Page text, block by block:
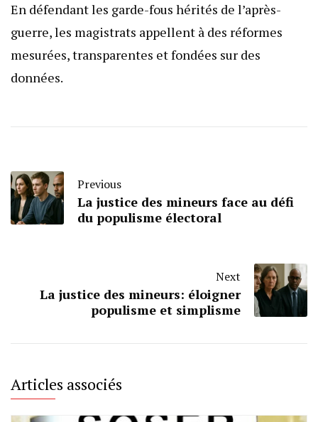
En défendant les garde-fous hérités de l’après-
guerre, les magistrats appellent à des réformes
mesurées, transparentes et fondées sur des
données.
Previous
La justice des mineurs face au défi
du populisme électoral
Next
La justice des mineurs: éloigner
populisme et simplisme
Articles associés